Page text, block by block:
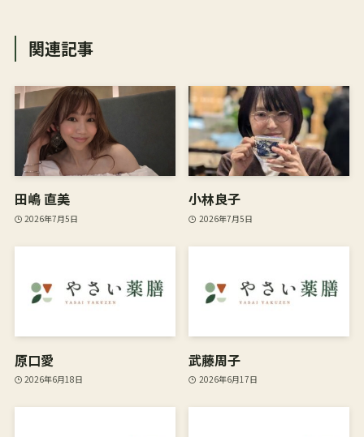
関連記事
田嶋 直美
2026年7月5日
小林良子
2026年7月5日
原口愛
2026年6月18日
武藤周子
2026年6月17日